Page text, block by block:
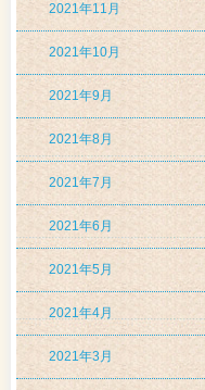
2021年11月
2021年10月
2021年9月
2021年8月
2021年7月
2021年6月
2021年5月
2021年4月
2021年3月